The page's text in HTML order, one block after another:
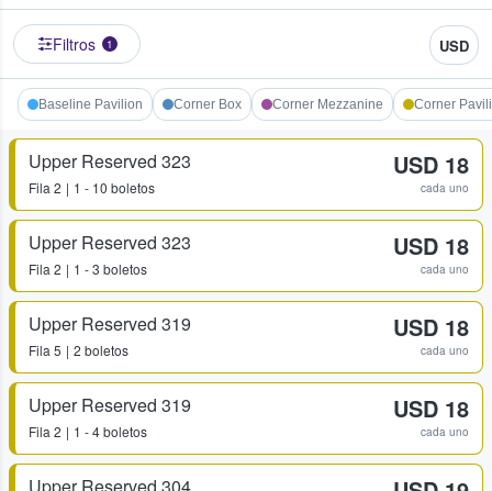
Filtros 1 USD
Baseline Pavilion Corner Box Corner Mezzanine Corner
Upper Reserved 323
Fila 2 1 - 10 boletos
USD 18
cada uno
Upper Reserved 323
Fila 2 1 - 3 boletos
USD 18
cada uno
Upper Reserved 319
Fila 5 2 boletos
USD 18
cada uno
Upper Reserved 319
Fila 2 1 - 4 boletos
USD 18
cada uno